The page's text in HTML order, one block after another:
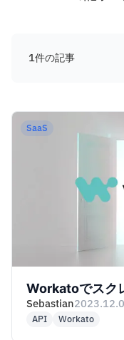
1件の記事
SaaS
Workatoでスク
Sebastian
API Workato